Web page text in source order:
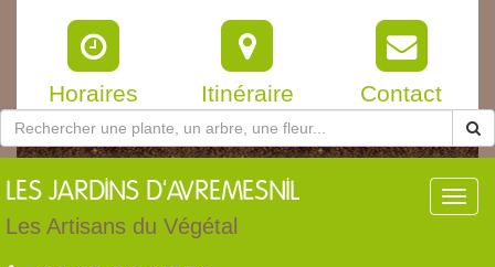
Horaires Itinéraire Contact
LES JARDINS D'AVREMESNIL
Les Artisans du Végétal